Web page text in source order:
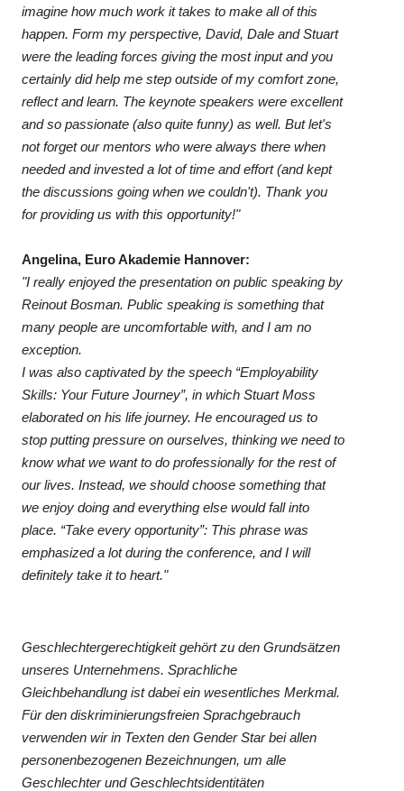
imagine how much work it takes to make all of this
happen. Form my perspective, David, Dale and Stuart
were the leading forces giving the most input and you
certainly did help me step outside of my comfort zone,
reflect and learn. The keynote speakers were excellent
and so passionate (also quite funny) as well. But let's
not forget our mentors who were always there when
needed and invested a lot of time and effort (and kept
the discussions going when we couldn't). Thank you
for providing us with this opportunity!"
Angelina, Euro Akademie Hannover:
"I really enjoyed the presentation on public speaking by
Reinout Bosman. Public speaking is something that
many people are uncomfortable with, and I am no
exception.
I was also captivated by the speech “Employability
Skills: Your Future Journey”, in which Stuart Moss
elaborated on his life journey. He encouraged us to
stop putting pressure on ourselves, thinking we need to
know what we want to do professionally for the rest of
our lives. Instead, we should choose something that
we enjoy doing and everything else would fall into
place. “Take every opportunity”: This phrase was
emphasized a lot during the conference, and I will
definitely take it to heart."
Geschlechtergerechtigkeit gehört zu den Grundsätzen
unseres Unternehmens. Sprachliche
Gleichbehandlung ist dabei ein wesentliches Merkmal.
Für den diskriminierungsfreien Sprachgebrauch
verwenden wir in Texten den Gender Star bei allen
personenbezogenen Bezeichnungen, um alle
Geschlechter und Geschlechtsidentitäten